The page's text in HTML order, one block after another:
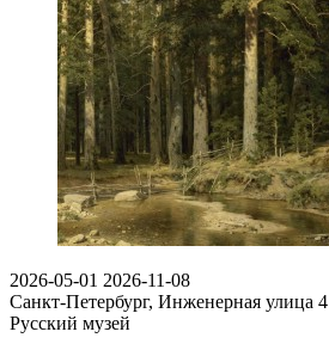
2026-05-01 2026-11-08
Санкт-Петербург, Инженерная улица 4
Русский музей